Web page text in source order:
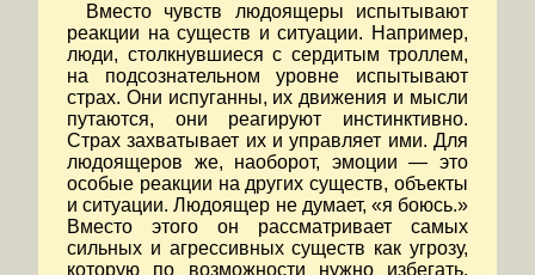
Вместо чувств людоящеры испытывают
реакции на существ и ситуации. Например,
люди, столкнувшиеся с сердитым троллем,
на подсознательном уровне испытывают
страх. Они испуганны, их движения и мысли
путаются, они реагируют инстинктивно.
Страх захватывает их и управляет ими. Для
людоящеров же, наоборот, эмоции — это
особые реакции на других существ, объекты
и ситуации. Людоящер не думает, «я боюсь.»
Вместо этого он рассматривает самых
сильных и агрессивных существ как угрозу,
которую по возможности нужно избегать.